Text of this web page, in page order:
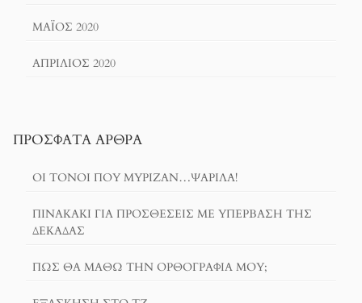
ΜΆΙΟΣ 2020
ΑΠΡΊΛΙΟΣ 2020
ΠΡΌΣΦΑΤΑ ΆΡΘΡΑ
ΟΙ ΤΌΝΟΙ ΠΟΥ ΜΎΡΙΖΑΝ…ΨΑΡΊΛΑ!
ΠΙΝΑΚΆΚΙ ΓΙΑ ΠΡΟΣΘΈΣΕΙΣ ΜΕ ΥΠΈΡΒΑΣΗ ΤΗΣ
ΔΕΚΆΔΑΣ
ΠΏΣ ΘΑ ΜΆΘΩ ΤΗΝ ΟΡΘΟΓΡΑΦΊΑ ΜΟΥ;